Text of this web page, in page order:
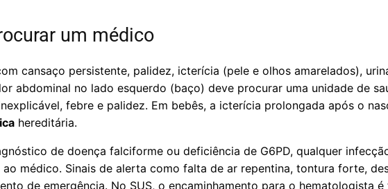
um médico
cansaço persistente, palidez, icterícia (pele e olhos amarelados),
abdominal no lado esquerdo (baço) deve procurar uma unidade de
febre e palidez. Em bebês, a icterícia prolongada após o
hereditária.
de doença falciforme ou deficiência de G6PD, qualquer
médico. Sinais de alerta como falta de ar repentina, tontura forte,
de emergência. No SUS, o encaminhamento para o hematologista